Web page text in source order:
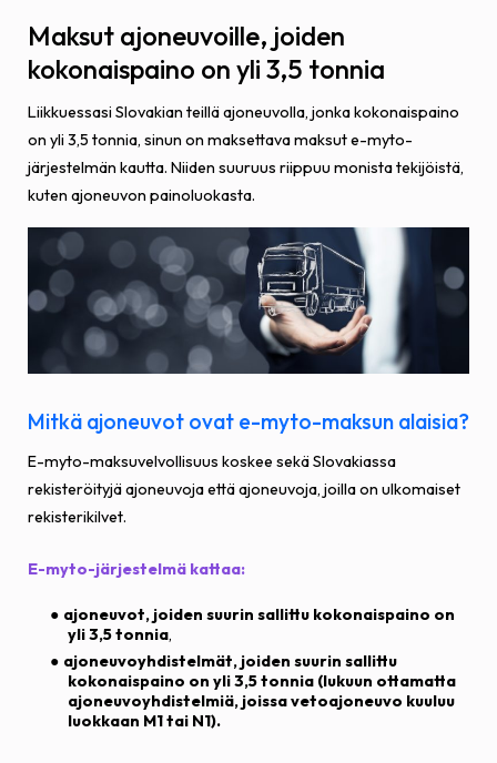
Maksut ajoneuvoille, joiden
kokonaispaino on yli 3,5 tonnia
Liikkuessasi Slovakian teillä ajoneuvolla, jonka kokonaispaino
on yli 3,5 tonnia, sinun on maksettava maksut e-myto-
järjestelmän kautta. Niiden suuruus riippuu monista tekijöistä,
kuten ajoneuvon painoluokasta.
Mitkä ajoneuvot ovat e-myto-maksun alaisia?
E-myto-maksuvelvollisuus koskee sekä Slovakiassa
rekisteröityjä ajoneuvoja että ajoneuvoja, joilla on ulkomaiset
rekisterikilvet.
E-myto-järjestelmä kattaa:
ajoneuvot, joiden suurin sallittu kokonaispaino on
yli 3,5 tonnia,
ajoneuvoyhdistelmät, joiden suurin sallittu
kokonaispaino on yli 3,5 tonnia (lukuun ottamatta
ajoneuvoyhdistelmiä, joissa vetoajoneuvo kuuluu
luokkaan M1 tai N1).